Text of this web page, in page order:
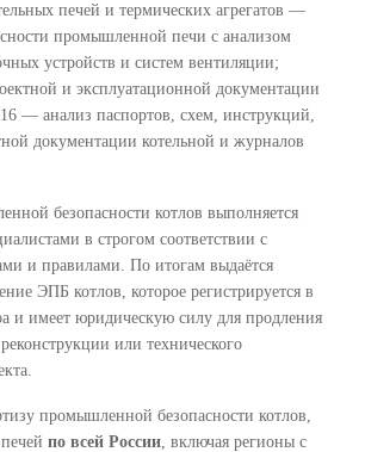
печей и термических агрегатов —
промышленной печи с анализом
устройств и систем вентиляции;
и эксплуатационной документации
— анализ паспортов, схем, инструкций,
документации котельной и журналов
безопасности котлов выполняется
в строгом соответствии с
и правилами. По итогам выдаётся
ЭПБ котлов, которое регистрируется в
и имеет юридическую силу для продления
или технического
промышленной безопасности котлов,
по всей России, включая регионы с